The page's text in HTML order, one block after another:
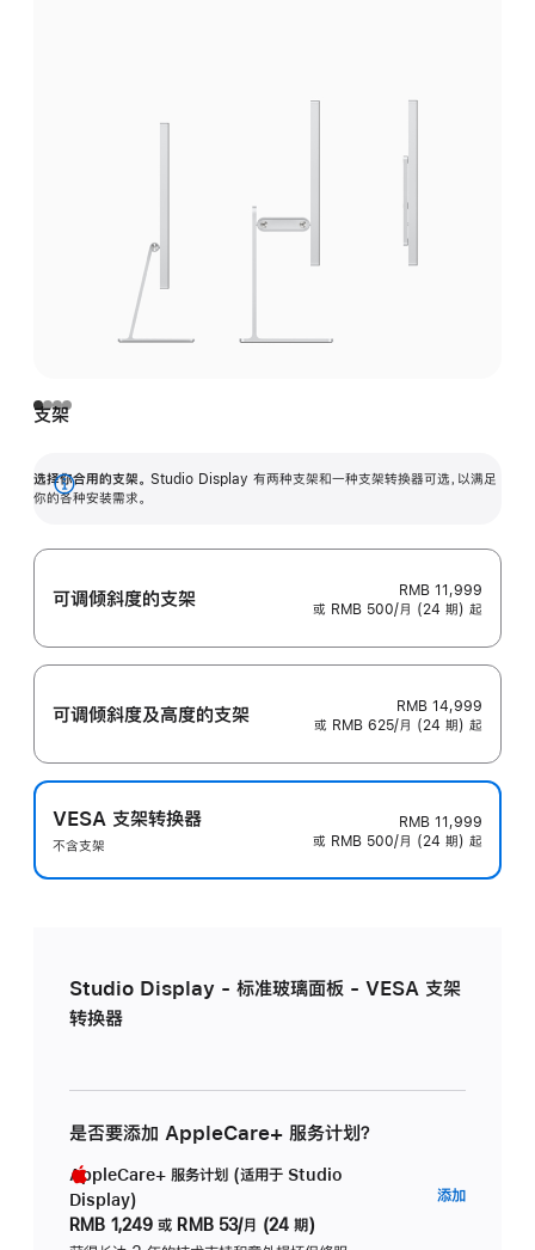
支架
选择你合用的支架。 Studio Display 有两种支架和一种支架转换器可选，以满足
你的各种安装需求。
展
可调倾斜度的支架
RMB 11,999
或 RMB 500/月 (24 期) 起
可调倾斜度及高‍度的支‍架
RMB 14,999
或 RMB 625/月 (24 期) 起
VESA 支架转换器
不含支架
RMB 11,999
或 RMB 500/月 (24 期) 起
Studio Display - 标准玻璃面板 - VESA 支架
转换器
是否要添加 AppleCare+ 服务计划？
AppleCare+ 服务计划 (适用于 Studio
Display)
RMB 1,249 或 RMB 53/月 (24 期)
添加